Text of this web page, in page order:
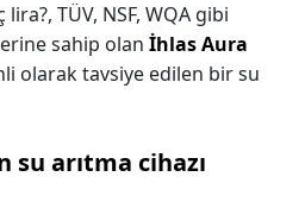
lira?, TÜV, NSF, WQA gibi
sahip olan İhlas Aura
olarak tavsiye edilen bir su
su arıtma cihazı